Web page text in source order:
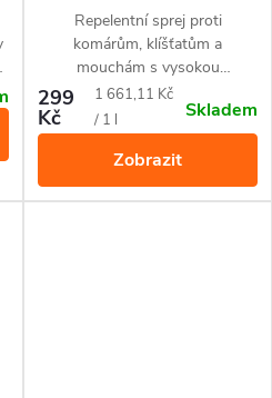
Repelentní sprej proti
komárům, klíšťatům a
mouchám s vysokou
koncentrací 50 % DEET
mezi nejsilnější volby na trhu,
vhodné i pro oblasti s výskytem
tropických komárů.
299
Kč
Měrná
cena:
1 661,11 Kč
/ 1 l
Skladem
Zobrazit